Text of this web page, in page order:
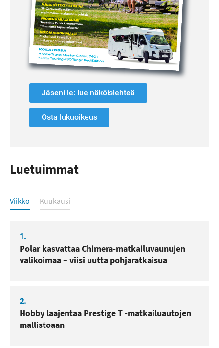
Jäsenille: lue näköislehteä
Osta lukuoikeus
Luetuimmat
Luetuimmat
Viikko Kuukausi
1.
Polar kasvattaa Chimera-matkailuvaunujen
valikoimaa – viisi uutta pohjaratkaisua
2.
Hobby laajentaa Prestige T -matkailuautojen
mallistoaan